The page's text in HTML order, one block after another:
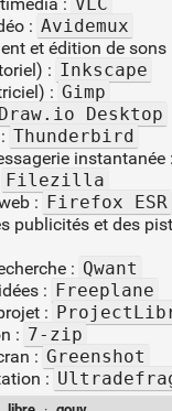
: Avidemux
et édition de sons
: Inkscape
: Gimp
Draw.io Desktop
Thunderbird
instantanée :
Filezilla
: Firefox ESR
publicités et des
: Qwant
: Freeplane
:
: 7-zip
: Greenshot
: